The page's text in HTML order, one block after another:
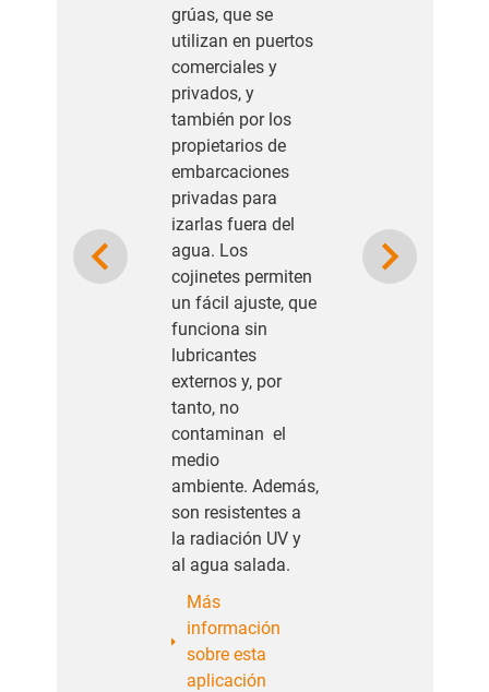
grúas, que se
utilizan en puertos
comerciales y
privados, y
también por los
propietarios de
embarcaciones
privadas para
izarlas fuera del
agua. Los
cojinetes permiten
un fácil ajuste, que
funciona sin
lubricantes
externos y, por
tanto, no
contaminan el
medio
ambiente. Además,
son resistentes a
la radiación UV y
al agua salada.
Más
información
sobre esta
aplicación